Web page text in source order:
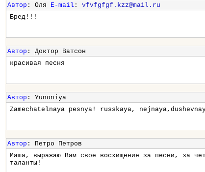
Автор : Оля E-mail :vfvfgfgf.kzz@mail.ru
Бред!!!
Автор : Доктор Ватсон
красивая песня
Автор : Yunoniya
Zamechatelnaya pesnya! russkaya,
Автор : Петро Петров
Маша, выражаю Вам свое восхищение за песни, за
таланты!